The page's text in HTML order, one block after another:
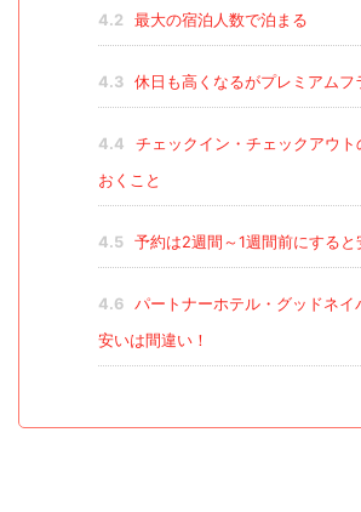
4.2 最大の宿泊人数で泊まる
4.3 休日も高くなるがプレミアムフ
4.4
チェックイン・チェックアウト
おくこと
4.5 予約は2週間～1週間前にすると
4.6
パートナーホテル・グッドネイ
安いは間違い！